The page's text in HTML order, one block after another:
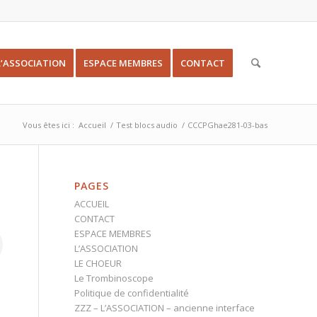
ESPACE MEMBRES CONTACT
Vous êtes ici : Accueil / Test blocs audio / CCCPGhae281-03-bas
PAGES
ACCUEIL
CONTACT
ESPACE MEMBRES
L’ASSOCIATION
LE CHOEUR
Le Trombinoscope
Politique de confidentialité
ZZZ – L’ASSOCIATION – ancienne interface